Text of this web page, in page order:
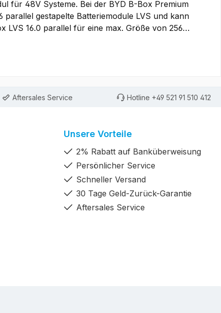
für 48V Systeme. Bei der BYD B-Box Premium
gestapelte Batteriemodule LVS und kann
LVS 16.0 parallel für eine max. Größe von 256
Kobaltfreie Lithium-Eisen-Phosphat-
Aftersales Service Hotline +49 521 91 510 412
Unsere Vorteile
2% Rabatt auf Banküberweisung
Persönlicher Service
Schneller Versand
30 Tage Geld-Zurück-Garantie
Aftersales Service